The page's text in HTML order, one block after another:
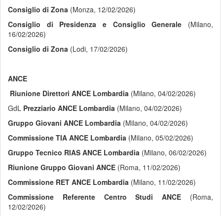
Consiglio di Zona (Monza, 12/02/2026)
Consiglio di Presidenza e Consiglio Generale (Milano,
16/02/2026)
Consiglio di Zona (Lodi, 17/02/2026)
ANCE
Riunione Direttori ANCE Lombardia (Milano, 04/02/2026)
GdL Prezziario ANCE Lombardia (Milano, 04/02/2026)
Gruppo Giovani ANCE Lombardia (Milano, 04/02/2026)
Commissione TIA ANCE Lombardia (Milano, 05/02/2026)
Gruppo Tecnico RIAS ANCE Lombardia (Milano, 06/02/2026)
Riunione Gruppo Giovani ANCE (Roma, 11/02/2026)
Commissione RET ANCE Lombardia (Milano, 11/02/2026)
Commissione Referente Centro Studi ANCE (Roma,
12/02/2026)